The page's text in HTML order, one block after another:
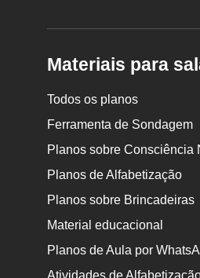
Materiais para
Todos os planos
Ferramenta de Sondagem
Planos sobre Consciência
Planos de Alfabetização
Planos sobre Brincadeiras
Material educacional
Planos de Aula por